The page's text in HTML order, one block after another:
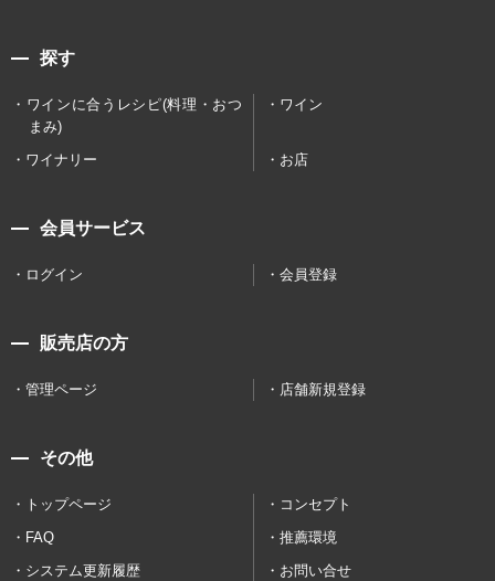
探す
ワインに合うレシピ(料理・おつ
まみ)
ワイン
ワイナリー お店
会員サービス
ログイン 会員登録
販売店の方
管理ページ 店舗新規登録
その他
トップページ
コンセプト
FAQ
推薦環境
システム更新履歴
お問い合せ